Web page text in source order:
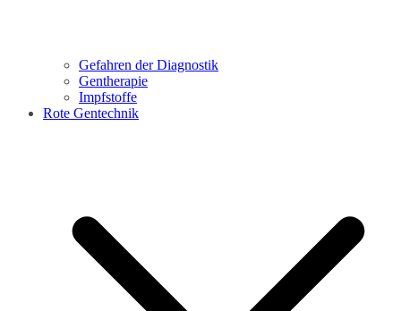
Gefahren der Diagnostik
Gentherapie
Impfstoffe
Rote Gentechnik